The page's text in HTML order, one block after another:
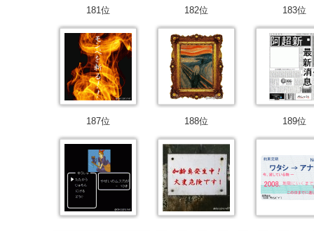
181位 182位 183位
187位 188位 189位